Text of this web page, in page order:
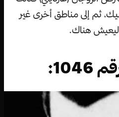
ثم إلى مناطق أخرى غير
ليعيش هناك.